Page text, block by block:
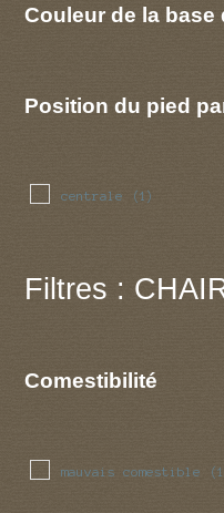
Couleur de la base
Position du pied
centrale (1)
Filtres :
Comestibilité
mauvais comestible